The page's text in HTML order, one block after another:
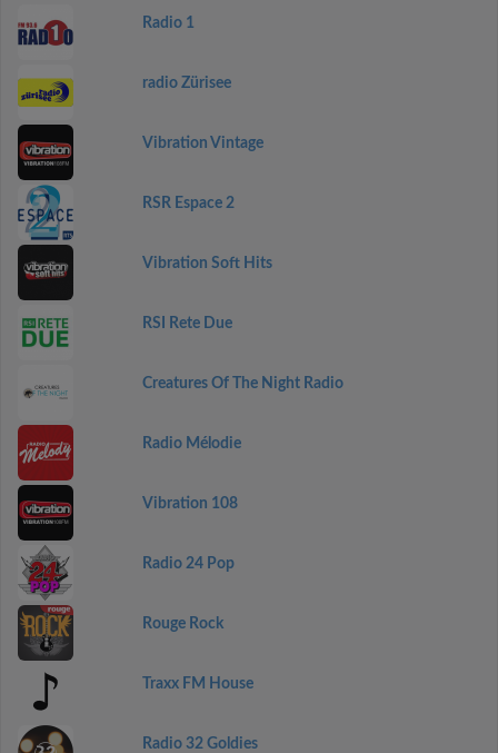
Radio 1
radio Zürisee
Vibration Vintage
RSR Espace 2
Vibration Soft Hits
RSI Rete Due
Creatures Of The Night Radio
Radio Mélodie
Vibration 108
Radio 24 Pop
Rouge Rock
Traxx FM House
Radio 32 Goldies